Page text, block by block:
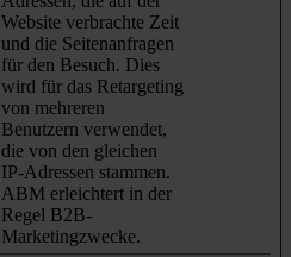
Website verbrachte Zeit
und die Seitenanfragen
für den Besuch. Dies
wird für das Retargeting
von mehreren
Benutzern verwendet,
die von den gleichen
IP-Adressen stammen.
ABM erleichtert in der
Regel B2B-
Marketingzwecke.